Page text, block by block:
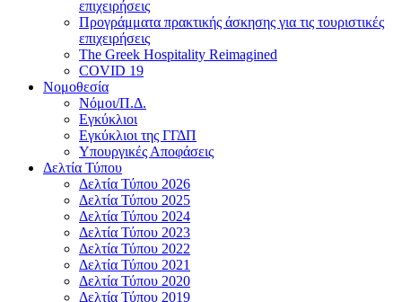
επιχειρήσεις
Προγράμματα πρακτικής άσκησης για τις τουριστικές
επιχειρήσεις
The Greek Hospitality Reimagined
COVID 19
Νομοθεσία
Νόμοι/Π.Δ.
Εγκύκλιοι
Εγκύκλιοι της ΓΓΔΠ
Υπουργικές Αποφάσεις
Δελτία Τύπου
Δελτία Τύπου 2026
Δελτία Τύπου 2025
Δελτία Τύπου 2024
Δελτία Τύπου 2023
Δελτία Τύπου 2022
Δελτία Τύπου 2021
Δελτία Τύπου 2020
Δελτία Τύπου 2019